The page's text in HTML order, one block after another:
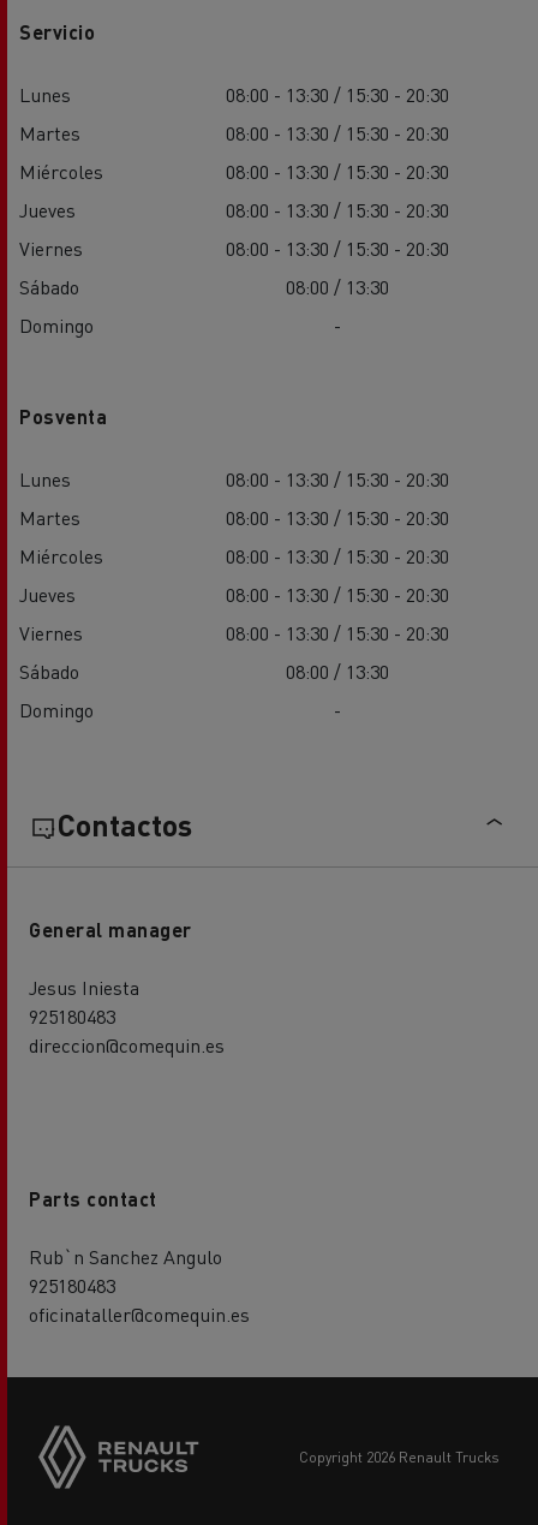
Servicio
Lunes
08:00 - 13:30 / 15:30 - 20:30
Martes
08:00 - 13:30 / 15:30 - 20:30
Miércoles
08:00 - 13:30 / 15:30 - 20:30
Jueves
08:00 - 13:30 / 15:30 - 20:30
Viernes
08:00 - 13:30 / 15:30 - 20:30
Sábado
08:00 / 13:30
Domingo
-
Posventa
Lunes
08:00 - 13:30 / 15:30 - 20:30
Martes
08:00 - 13:30 / 15:30 - 20:30
Miércoles
08:00 - 13:30 / 15:30 - 20:30
Jueves
08:00 - 13:30 / 15:30 - 20:30
Viernes
08:00 - 13:30 / 15:30 - 20:30
Sábado
08:00 / 13:30
Domingo
-
Contactos
General manager
Jesus Iniesta
925180483
direccion@comequin.es
Parts contact
Rub`n Sanchez Angulo
925180483
oficinataller@comequin.es
copyright 2026 Renault Trucks